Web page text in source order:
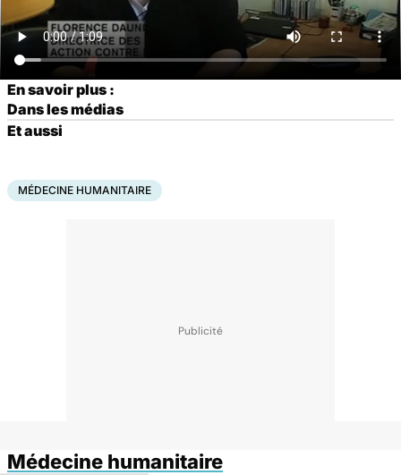
En savoir plus :
Dans les médias
Et aussi
MÉDECINE HUMANITAIRE
Médecine humanitaire